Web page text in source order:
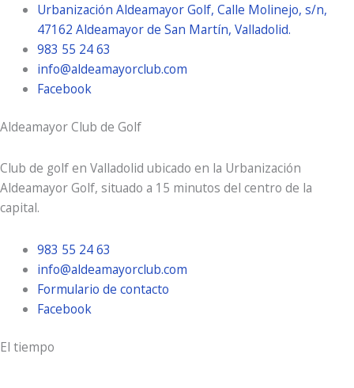
Urbanización Aldeamayor Golf, Calle Molinejo, s/n,
47162 Aldeamayor de San Martín, Valladolid.
983 55 24 63
info@aldeamayorclub.com
Facebook
Aldeamayor Club de Golf
Club de golf en Valladolid ubicado en la Urbanización
Aldeamayor Golf, situado a 15 minutos del centro de la
capital.
983 55 24 63
info@aldeamayorclub.com
Formulario de contacto
Facebook
El tiempo